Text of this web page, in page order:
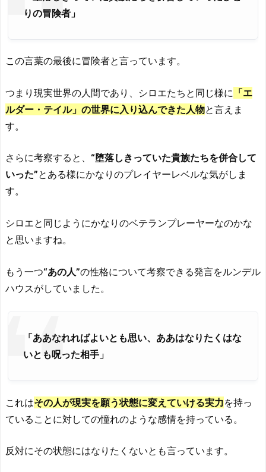
りの冒険者」
この言葉の最後に冒険者と言っています。
つまり現実世界の人間であり、シロエたちと同じ様に 「エ
ルダー・テイル」の世界に入り込んできた人物と言えま
す。
さらに考察すると、 “堕落しきっていた貴族たちを併合して
いった”とある様にかなりのプレイヤーレベルな気がしま
す。
シロエと同じようにかなりのベテランプレーヤーなのかな
と思いますね。
もう一つ“あの人”の性格について考察できる発言をルンデル
ハウスがしていました。
「ああなれればよいとも思い、ああはなりたくはな
いとも呪った相手」
これはその人が現実を願う状態に変えていける実力を持っ
ていることに対しての憧れのような感情を持っている。
反対にその状態にはなりたくないとも言っています。